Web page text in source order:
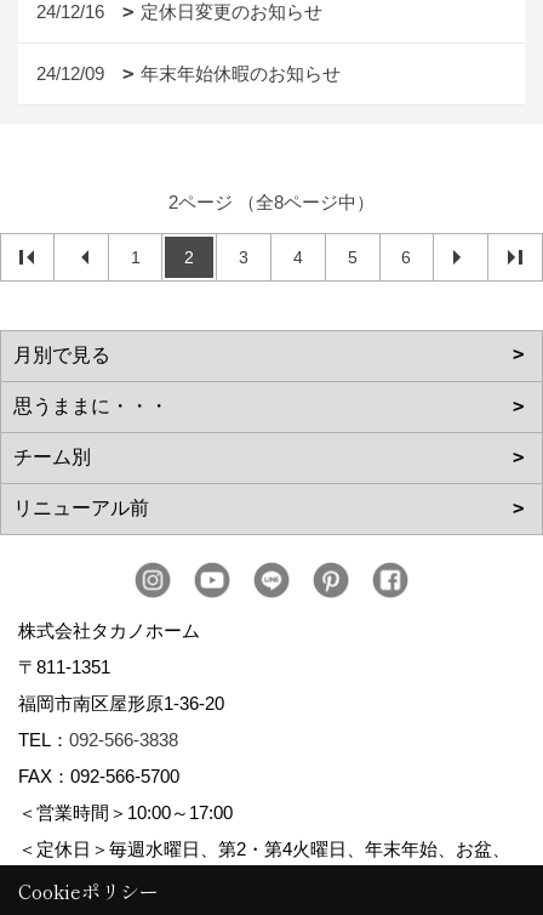
24/12/16 定休日変更のお知らせ
24/12/09 年末年始休暇のお知らせ
2ページ （全8ページ中）
1 2 3 4 5 6
株式会社タカノホーム
〒811-1351
福岡市南区屋形原1-36-20
TEL： 092-566-3838
FAX：092-566-5700
＜営業時間＞10:00～17:00
＜定休日＞毎週水曜日、第2・第4火曜日、年末年始、お盆、
ゴールデンウィーク、夏季休暇
Cookieポリシー